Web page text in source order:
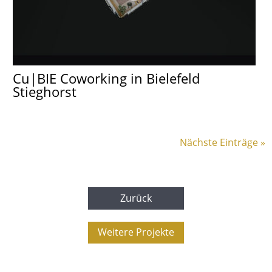
Cu|BIE Coworking in Bielefeld
Stieghorst
Nächste Einträge »
Zurück
Weitere Projekte